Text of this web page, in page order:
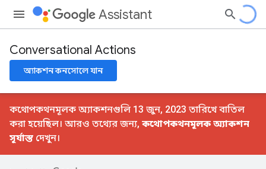
Assistant
Conversational Actions
অ্যাকশন কনসোলে যান
কথোপকথনমূলক অ্যাকশনগুলি 13 জুন, 2023 তারিখে বাতিল
করা হয়েছিল। আরও তথ্যের জন্য, কথোপকথনমূলক অ্যাকশন
সূর্যাস্ত দেখুন।